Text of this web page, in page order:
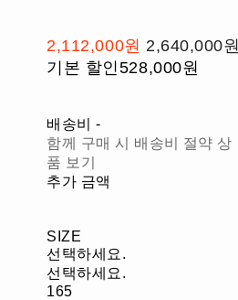
2,112,000원 2,640,000원
기본 할인528,000원
배송비-
함께 구매 시 배송비 절약 상
품 보기
추가 금액
SIZE
선택하세요.
선택하세요.
165